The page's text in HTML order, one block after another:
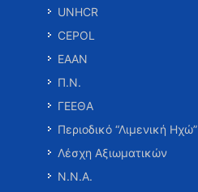
UNHCR
CEPOL
ΕΑΑΝ
Π.Ν.
ΓΕΕΘΑ
Περιοδικό “Λιμενική Ηχώ”
Λέσχη Αξιωματικών
Ν.Ν.Α.